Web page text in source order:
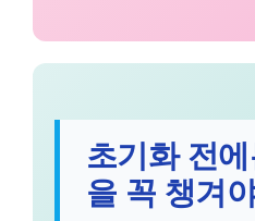
초기화 전
을 꼭 챙겨